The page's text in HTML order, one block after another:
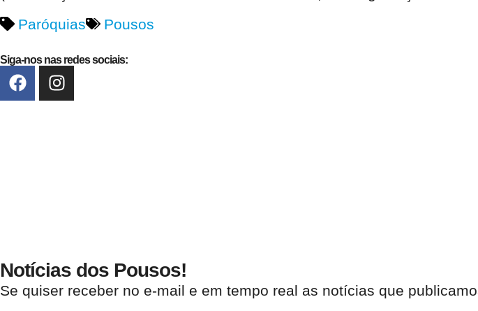
Paróquias
Pousos
Siga-nos nas redes sociais:
Notícias dos Pousos!
Se quiser receber no e-mail e em tempo real as notícias que